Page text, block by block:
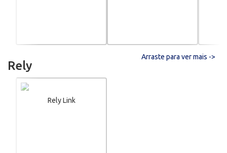
Arraste para ver mais ->
Rely
Rely Link